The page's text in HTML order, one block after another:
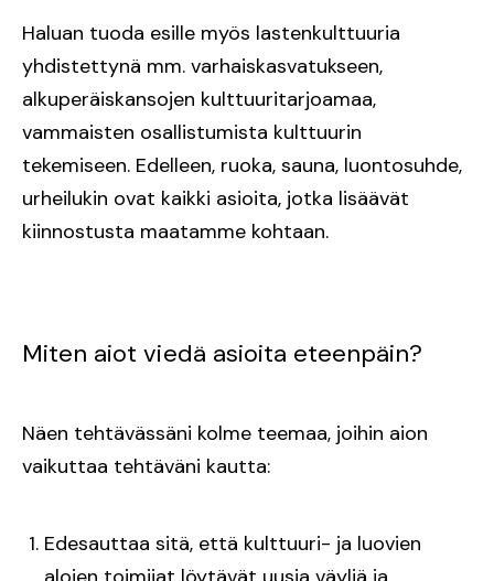
Haluan tuoda esille myös lastenkulttuuria
yhdistettynä mm. varhaiskasvatukseen,
alkuperäiskansojen kulttuuritarjoamaa,
vammaisten osallistumista kulttuurin
tekemiseen. Edelleen, ruoka, sauna, luontosuhde,
urheilukin ovat kaikki asioita, jotka lisäävät
kiinnostusta maatamme kohtaan.
Miten aiot viedä asioita eteenpäin?
Näen tehtävässäni kolme teemaa, joihin aion
vaikuttaa tehtäväni kautta:
Edesauttaa sitä, että kulttuuri- ja luovien